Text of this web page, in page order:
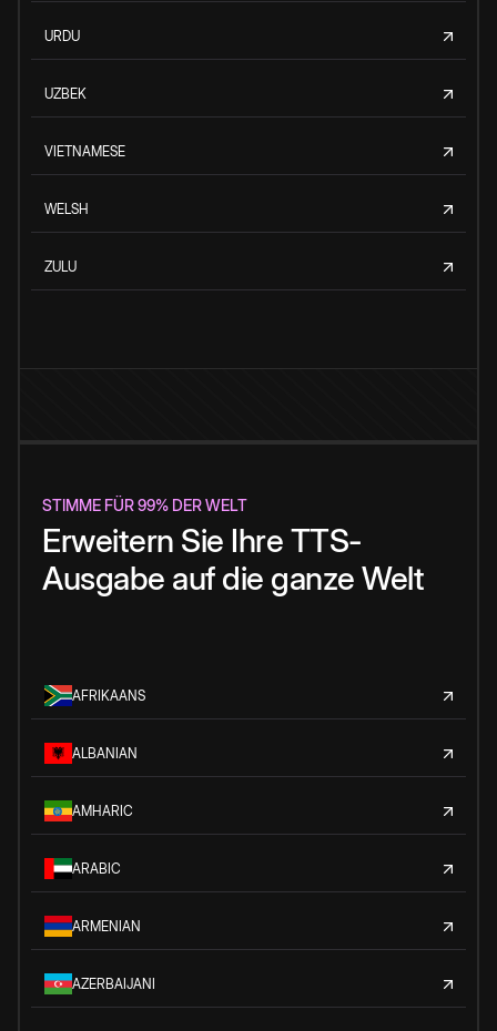
URDU
UZBEK
VIETNAMESE
WELSH
ZULU
STIMME FÜR 99% DER WELT
Erweitern Sie Ihre TTS-
Ausgabe auf die ganze Welt
AFRIKAANS
ALBANIAN
AMHARIC
ARABIC
ARMENIAN
AZERBAIJANI